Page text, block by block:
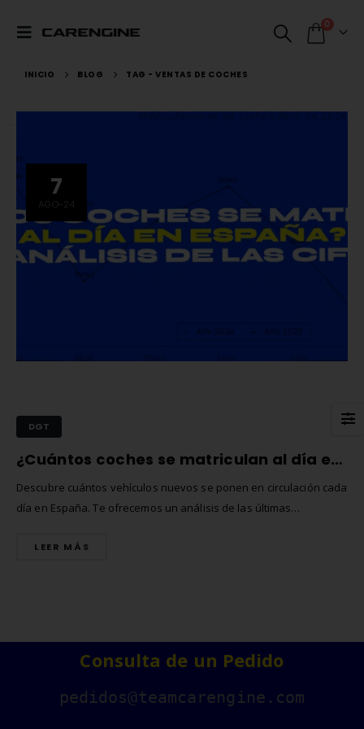
0
INICIO BLOG TAG - VENTAS DE COCHES
7
AGO-24
¿Cuántos coches se matriculan al día en España? Un análisis de las cifras
DGT
Descubre cuántos vehículos nuevos se ponen en circulación cada
día en España. Te ofrecemos un análisis de las últimas
influyen en estas cifras.
LEER MÁS
Comprar matrículas a
propio equipo de fabricación
Matrícula Acrílica para
Normativa DGT 2026
Consulta de un Pedido
pedidos@teamcarengine.com